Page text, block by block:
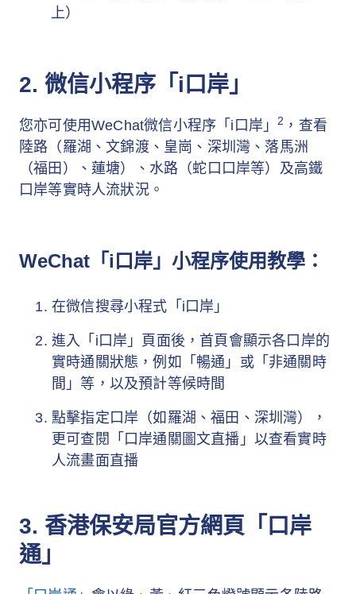
上）
2. 微信小程序「i口岸」
您亦可使用WeChat微信小程序「i口岸」2 ，查看
陸路（羅湖、文錦渡、皇崗、深圳灣、落馬洲
（福田）、蓮塘）、水路（蛇口口岸等）及高鐵
口岸等實時人流狀況。
WeChat「i口岸」小程序使用教學：
在微信搜尋小程式「i口岸」
進入「i口岸」頁面後，首頁會顯示各口岸的
實時通關狀態，例如「暢通」或「非通關時
間」等，以及預計等候時間
點擊指定口岸（如羅湖、福田、深圳灣），
更可查閱「口岸通關圖文直播」以查看實時
人流畫面直播
3. 香港保安局官方網頁「口岸
通」